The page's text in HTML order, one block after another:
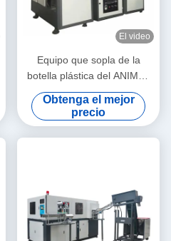
El video
Equipo que sopla de la
botella plástica del ANIMAL
DOMÉSTICO, volumen semi
automático de la máquina
2000Ml del moldeo por
insuflación de aire
Obtenga el mejor
precio